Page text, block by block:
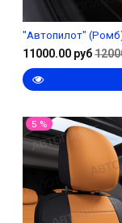
"Автопилот"
11000.00 руб
5 %